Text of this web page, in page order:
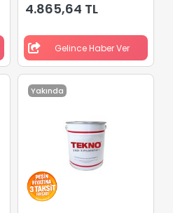
4.865,64 TL
Gelince Haber Ver
Yakında